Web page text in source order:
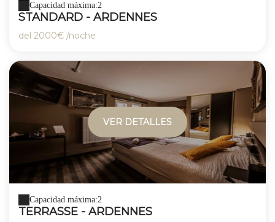
Capacidad máxima:2
STANDARD - ARDENNES
del 2000€ /noche
VER DETALLES
Capacidad máxima:2
TERRASSE - ARDENNES